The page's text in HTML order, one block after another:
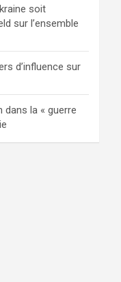
soit
sur l’ensemble
d’influence sur
dans la « guerre